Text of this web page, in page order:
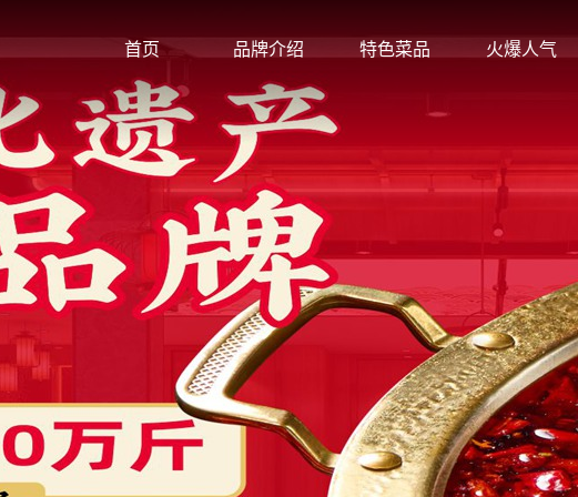
首页 品牌介绍 特色菜品 火爆人气